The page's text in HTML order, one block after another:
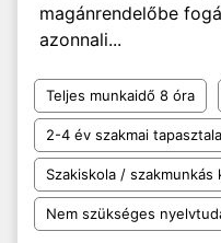
magánrendelőbe
azonnali...
Teljes munkaidő 8 óra
2-4 év szakmai
Szakiskola / szakmunkás
Nem szükséges